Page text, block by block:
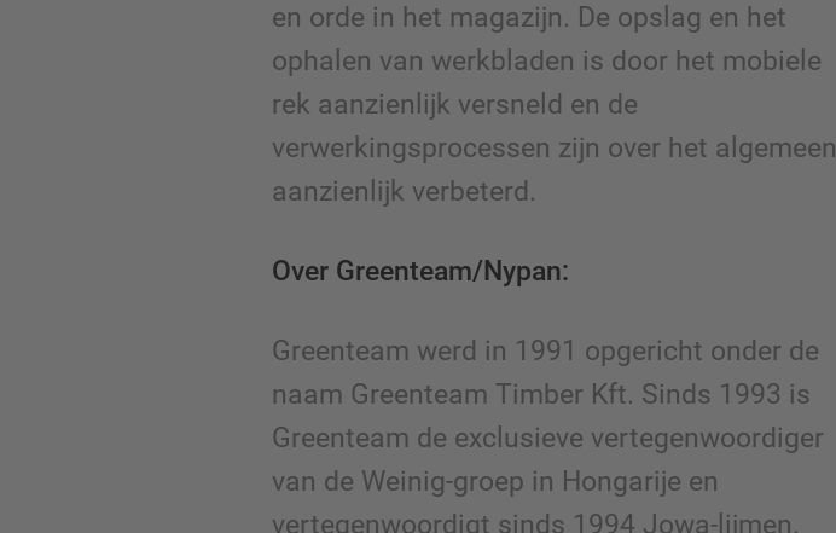
en orde in het magazijn. De opslag en het
ophalen van werkbladen is door het mobiele
rek aanzienlijk versneld en de
verwerkingsprocessen zijn over het algemeen
aanzienlijk verbeterd.
Over Greenteam/Nypan:
Greenteam werd in 1991 opgericht onder de
naam Greenteam Timber Kft. Sinds 1993 is
Greenteam de exclusieve vertegenwoordiger
van de Weinig-groep in Hongarije en
vertegenwoordigt sinds 1994 Jowa-lijmen.